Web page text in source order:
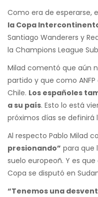
Como era de esperarse,
la Copa
Santiago Wanderers y
la Champions League
Milad comentó que aún
partido y que como
Chile. Los españoles
a su país. Esto lo está
próximos días se definirá
Al respecto Pablo Milad
presionando” para que
suelo europeoñ. Y es
Copa se disputó en
“Tenemos una